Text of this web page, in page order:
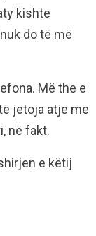
kishte
do të më
Më the e
jetoja atje me
në fakt.
e këtij